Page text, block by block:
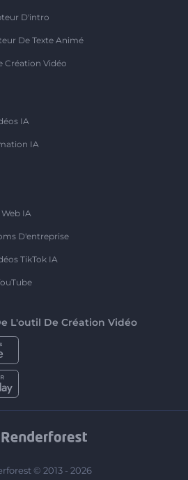
D'intro
De Texte Animé
Création Vidéo
IA
IA
IA
D'entreprise
TikTok IA
L'outil De Création Vidéo
© 2013 - 2026